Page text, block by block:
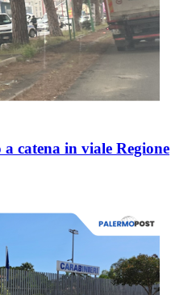
catena in viale Regione